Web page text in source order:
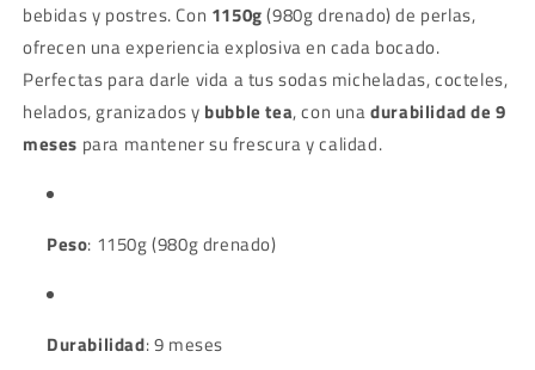
bebidas y postres. Con 1150g(980g drenado) de perlas,
ofrecen una experiencia explosiva en cada bocado.
Perfectas para darle vida a tus sodas micheladas, cocteles,
helados, granizados y bubble tea, con unadurabilidad de 9
meses para mantener su frescura y calidad.
Peso: 1150g (980g drenado)
Durabilidad: 9 meses